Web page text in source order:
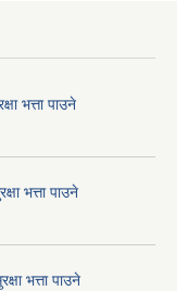
भत्ता पाउने
भत्ता पाउने
भत्ता पाउने